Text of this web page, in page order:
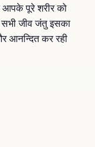
पूरे शरीर को
जीव जंतु इसका
आनन्दित कर रही